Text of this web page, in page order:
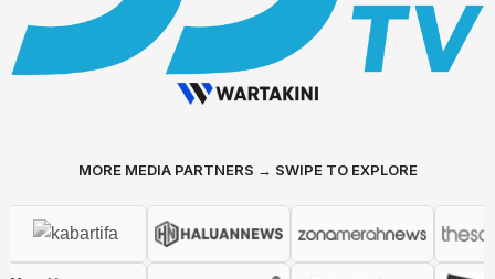
MORE MEDIA PARTNERS → SWIPE TO EXPLORE